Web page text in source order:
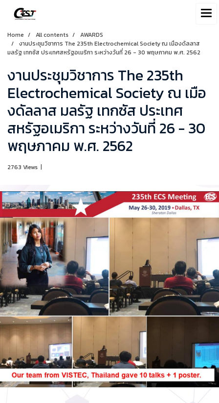
Home All contents
AWARDS
งานประชุมวิชาการ The 235th Electrochemical Society ณ เมืองดัลลาส
มลรัฐ เทกซัส ประเทศสหรัฐอเมริกา ระหว่างวันที่ 26 - 30 พฤษภาคม พ.ศ. 2562
งานประชุมวิชาการ The 235th
Electrochemical Society ณ เมือ
งดัลลาส มลรัฐ เทกซัส ประเทศ
สหรัฐอเมริกา ระหว่างวันที่ 26 - 30
พฤษภาคม พ.ศ. 2562
2763 Views |